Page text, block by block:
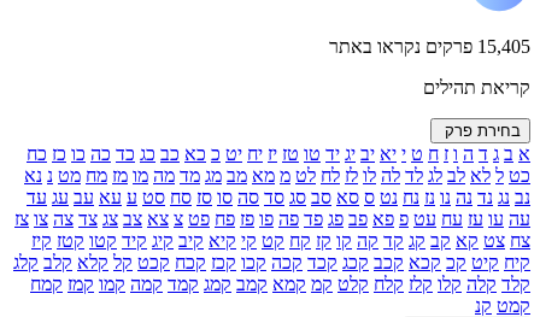
15,405 פרקים נקראו באתר
קריאת תהילים
בחירת פרק
א ב ג ד ה ו ז ח ט י יא יב יג יד טו טז יז יח יט כ כא כב כג כד כה כו כז כח
כט ל לא לב לג לד לה לו לז לח לט מ מא מב מג מד מה מו מז מח מט נ נא
נב נג נד נה נו נז נח נט ס סא סב סג סד סה סו סז סח סט ע עא עב עג עד
עה עו עז עח עט פ פא פב פג פד פה פו פז פח פט צ צא צב צג צד צה צו צז
צח צט קא קב קג קד קה קו קז קח קט קי קיא קיב קיג קיד קטו קטז קיז
קיח קיט קכ קכא קכב קכג קכד קכה קכו קכז קכח קכט קל קלא קלב קלג
קלד קלה קלו קלז קלח קלט קמ קמא קמב קמג קמד קמה קמו קמז קמח
קמט קנ